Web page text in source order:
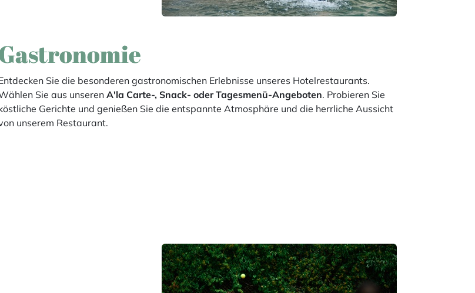
Sie die besonderen gastronomischen Erlebnisse unseres Hotelrestaurants.
Sie aus unseren A'la Carte-, Snack- oder Tagesmenü-Angeboten. Probieren Sie
Gerichte und genießen Sie die entspannte Atmosphäre und die herrliche Aussicht
unserem Restaurant.